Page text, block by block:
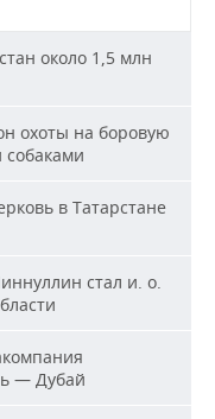
около 1,5 млн
охоты на боровую
в Татарстане
стал и. о.
— Дубай